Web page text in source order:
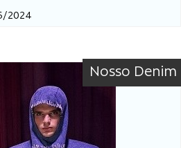
2024
Nosso Denim